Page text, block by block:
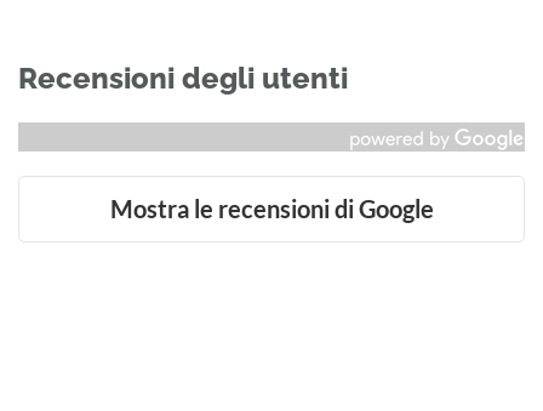
Recensioni degli utenti
Mostra le recensioni di Google